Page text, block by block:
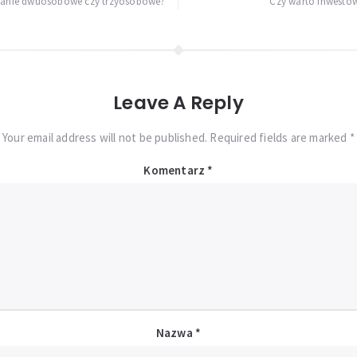
Leave A Reply
Your email address will not be published. Required fields are marked *
Komentarz *
Nazwa *